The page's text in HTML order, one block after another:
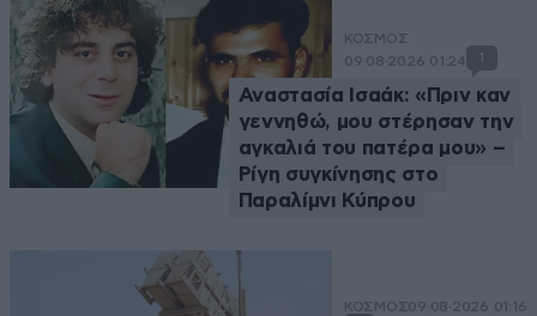
ΚΟΣΜΟΣ
09·08·2026 01:24
1
Αναστασία Ισαάκ: «Πριν καν
γεννηθώ, μου στέρησαν την
αγκαλιά του πατέρα μου» –
Ρίγη συγκίνησης στο
Παραλίμνι Κύπρου
ΚΟΣΜΟΣ09·08·2026 01:16